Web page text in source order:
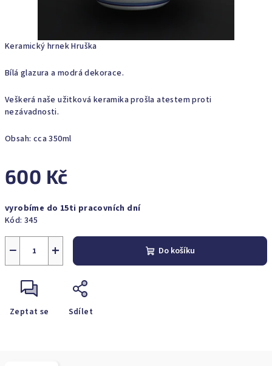
Keramický hrnek Hruška
Bílá glazura a modrá dekorace.
Veškerá naše užitková keramika prošla atestem proti
nezávadnosti.
Obsah: cca 350ml
600 Kč
cena:
vyrobíme do 15ti pracovních dní
Kód: 345
+
− Do košíku
Zeptat se Sdílet